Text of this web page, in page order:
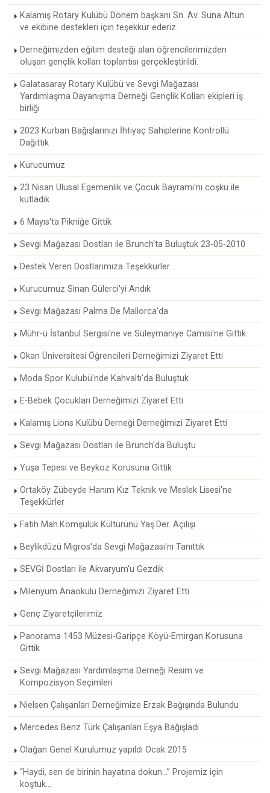
Kalamış Rotary Kulübü Dönem başkanı Sn. Av. Suna Altun
ve ekibine destekleri için teşekkür ederiz.
Derneğimizden eğitim desteği alan öğrencilerimizden
oluşan gençlik kolları toplantısı gerçekleştirildi.
Galatasaray Rotary Kulübü ve Sevgi Mağazası
Yardımlaşma Dayanışma Derneği Gençlik Kolları ekipleri iş
birliği
2023 Kurban Bağışlarınızı İhtiyaç Sahiplerine Kontrollü
Dağıttık
Kurucumuz
23 Nisan Ulusal Egemenlik ve Çocuk Bayramı'nı coşku ile
kutladık
6 Mayıs'ta Pikniğe Gittik
Sevgi Mağazası Dostları ile Brunch'ta Buluştuk 23-05-2010
Destek Veren Dostlarımıza Teşekkürler
Kurucumuz Sinan Gülerci'yi Andık
Sevgi Mağazası Palma De Mallorca'da
Mühr-ü İstanbul Sergisi'ne ve Süleymaniye Camisi'ne Gittik
Okan Üniversitesi Öğrencileri Derneğimizi Ziyaret Etti
Moda Spor Kulubü'nde Kahvaltı'da Buluştuk
E-Bebek Çocukları Derneğimizi Ziyaret Etti
Kalamış Lions Kulübü Derneği Derneğimizi Ziyaret Etti
Sevgi Mağazası Dostları ile Brunch'da Buluştu
Yuşa Tepesi ve Beykoz Korusuna Gittik
Ortaköy Zübeyde Hanım Kız Teknik ve Meslek Lisesi'ne
Teşekkürler
Fatih Mah.Komşuluk Kültürünü Yaş.Der. Açılışı
Beylikdüzü Migros'da Sevgi Mağazası'nı Tanıttık
SEVGİ Dostları ile Akvaryum'u Gezdik
Milenyum Anaokulu Derneğimizi Ziyaret Etti
Genç Ziyaretçilerimiz
Panorama 1453 Müzesi-Garipçe Köyü-Emirgan Korusuna
Gittik
Sevgi Mağazası Yardımlaşma Derneği Resim ve
Kompozisyon Seçimleri
Nielsen Çalışanları Derneğimize Erzak Bağışında Bulundu
Mercedes Benz Türk Çalışanları Eşya Bağışladı
Olağan Genel Kurulumuz yapıldı Ocak 2015
“Haydi, sen de birinin hayatına dokun...” Projemiz için
koştuk...